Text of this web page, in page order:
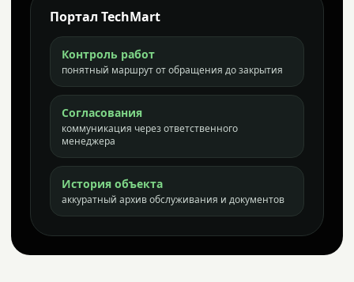
Портал TechMart
Контроль работ
понятный маршрут от обращения до закрытия
Согласования
коммуникация через ответственного
менеджера
История объекта
аккуратный архив обслуживания и документов